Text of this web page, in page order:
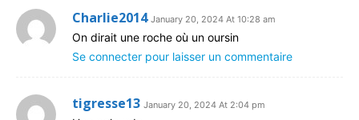
Charlie2014 January 20, 2024 At 10:28 am
On dirait une roche où un oursin
Se connecter pour laisser un commentaire
tigresse13 January 20, 2024 At 2:04 pm